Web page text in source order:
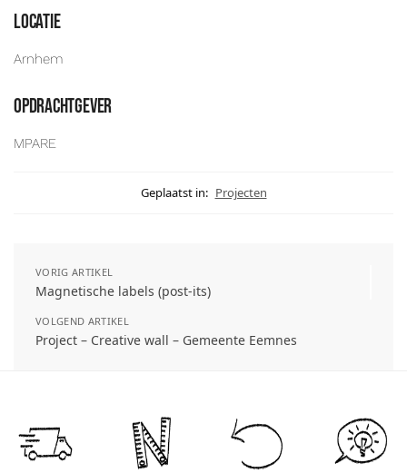
locatie
Arnhem
opdrachtgever
MPARE
Geplaatst in: Projecten
VORIG ARTIKEL
Magnetische labels (post-its)
VOLGEND ARTIKEL
Project – Creative wall – Gemeente Eemnes